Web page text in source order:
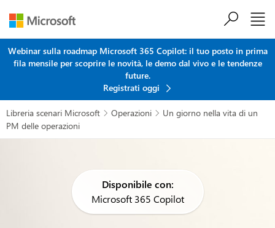
Webinar sulla roadmap Microsoft 365 Copilot: il tuo posto in prima
fila mensile per scoprire le novità, le demo dal vivo e le tendenze
future.
Registrati oggi
Libreria scenari Microsoft  Operazioni 
Un giorno nella vita di un
PM delle operazioni
Disponibile con:
Microsoft 365 Copilot